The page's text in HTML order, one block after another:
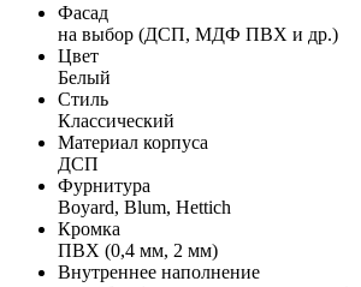
Фасад
на выбор (ДСП, МДФ ПВХ и др.)
Цвет
Белый
Стиль
Классический
Материал корпуса
ДСП
Фурнитура
Boyard, Blum, Hettich
Кромка
ПВХ (0,4 мм, 2 мм)
Внутреннее наполнение